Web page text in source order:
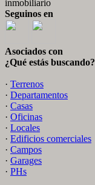
inmobiliario
Seguinos en
Asociados con
¿Qué estás buscando?
· Terrenos
· Departamentos
· Casas
· Oficinas
· Locales
· Edificios comerciales
· Campos
· Garages
· PHs